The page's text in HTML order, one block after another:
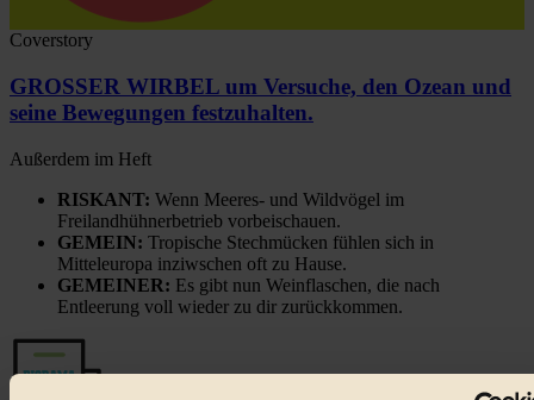
Coverstory
GROSSER WIRBEL um Versuche, den Ozean und
seine Bewegungen festzuhalten.
Außerdem im Heft
RISKANT: Wenn Meeres- und Wildvögel im
Freilandhühnerbetrieb vorbeischauen.
GEMEIN: Tropische Stechmücken fühlen sich in
Mitteleuropa inziwschen oft zu Hause.
GEMEINER: Es gibt nun Weinflaschen, die nach
Entleerung voll wieder zu dir zurückkommen.